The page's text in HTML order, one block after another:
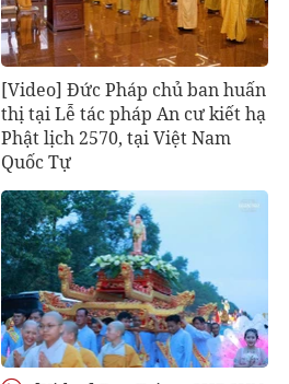
[Video] Đức Pháp chủ ban huấn
thị tại Lễ tác pháp An cư kiết hạ
Phật lịch 2570, tại Việt Nam
Quốc Tự